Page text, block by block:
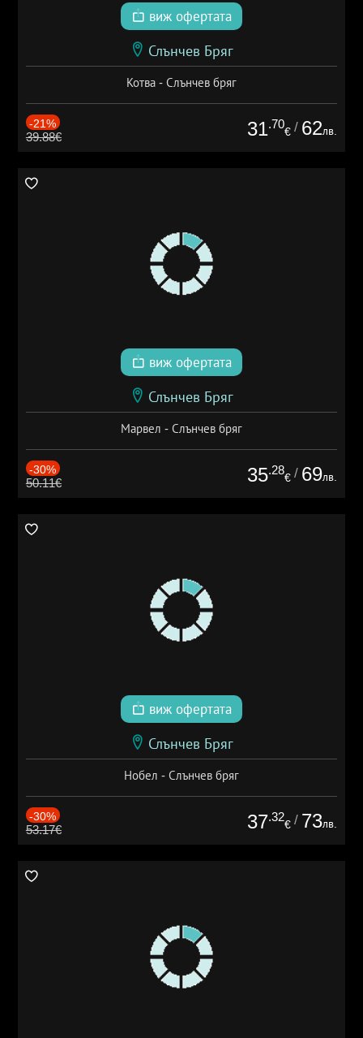
виж офертата
Слънчев Бряг
Котва - Слънчев бряг
-21%
39.88€ 31.70
€ / 62лв.
виж офертата
Слънчев Бряг
Марвел - Слънчев бряг
-30%
50.11€ 35.28
€ / 69лв.
виж офертата
Слънчев Бряг
Нобел - Слънчев бряг
-30%
53.17€ 37.32
€ / 73лв.